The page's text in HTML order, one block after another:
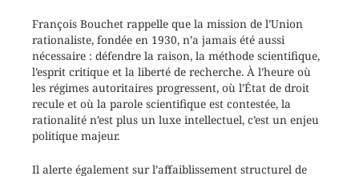
François Bouchet rappelle que la mission de l’Union
rationaliste, fondée en 1930, n’a jamais été aussi
nécessaire : défendre la raison, la méthode scientifique,
l’esprit critique et la liberté de recherche. À l’heure où
les régimes autoritaires progressent, où l’État de droit
recule et où la parole scientifique est contestée, la
rationalité n’est plus un luxe intellectuel, c’est un enjeu
politique majeur.
Il alerte également sur l’affaiblissement structurel de